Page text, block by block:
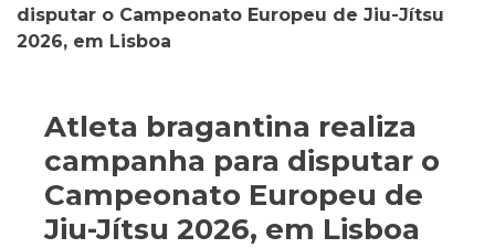
disputar o Campeonato Europeu de Jiu-Jítsu
2026, em Lisboa
Atleta bragantina realiza
campanha para disputar o
Campeonato Europeu de
Jiu-Jítsu 2026, em Lisboa